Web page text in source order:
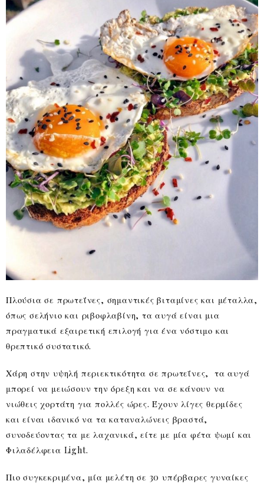
Πλούσια σε πρωτεΐνες, σημαντικές βιταμίνες και μέταλλα,
όπως σελήνιο και ριβοφλαβίνη, τα αυγά είναι μια
πραγματικά εξαιρετική επιλογή για ένα νόστιμο και
θρεπτικό συστατικό.
Χάρη στην υψηλή περιεκτικότητα σε πρωτεΐνες, τα αυγά
μπορεί να μειώσουν την όρεξη και να σε κάνουν να
νιώθεις χορτάτη για πολλές ώρες. Έχουν λίγες θερμίδες
και είναι ιδανικό να τα καταναλώνεις βραστά,
συνοδεύοντας τα με λαχανικά, είτε με μία φέτα ψωμί και
Φιλαδέλφεια Light.
Πιο συγκεκριμένα, μία μελέτη σε 30 υπέρβαρες γυναίκες